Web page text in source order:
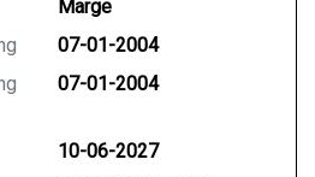
Marge
07-01-2004
07-01-2004
10-06-2027